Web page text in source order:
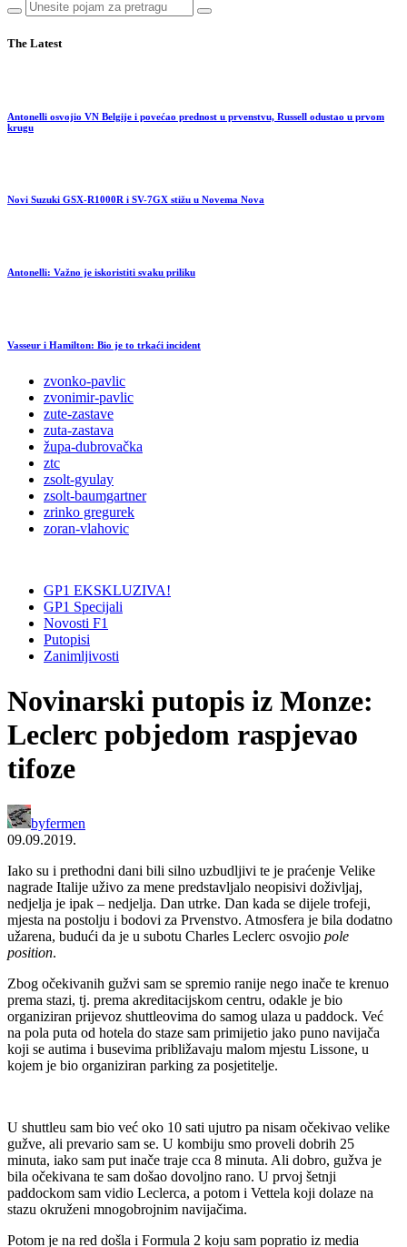
The Latest
Antonelli osvojio VN Belgije i povećao prednost u prvenstvu, Russell odustao u prvom
krugu
Novi Suzuki GSX-R1000R i SV-7GX stižu u Novema Nova
Antonelli: Važno je iskoristiti svaku priliku
Vasseur i Hamilton: Bio je to trkaći incident
zvonko-pavlic
zvonimir-pavlic
zute-zastave
zuta-zastava
župa-dubrovačka
ztc
zsolt-gyulay
zsolt-baumgartner
zrinko gregurek
zoran-vlahovic
GP1 EKSKLUZIVA!
GP1 Specijali
Novosti F1
Putopisi
Zanimljivosti
Novinarski putopis iz Monze:
Leclerc pobjedom raspjevao
tifoze
byfermen
09.09.2019.
Iako su i prethodni dani bili silno uzbudljivi te je praćenje Velike
nagrade Italije uživo za mene predstavljalo neopisivi doživljaj,
nedjelja je ipak – nedjelja. Dan utrke. Dan kada se dijele trofeji,
mjesta na postolju i bodovi za Prvenstvo. Atmosfera je bila dodatno
užarena, budući da je u subotu Charles Leclerc osvojio pole
position.
Zbog očekivanih gužvi sam se spremio ranije nego inače te krenuo
prema stazi, tj. prema akreditacijskom centru, odakle je bio
organiziran prijevoz shuttleovima do samog ulaza u paddock. Već
na pola puta od hotela do staze sam primijetio jako puno navijača
koji se autima i busevima približavaju malom mjestu Lissone, u
kojem je bio organiziran parking za posjetitelje.
U shuttleu sam bio već oko 10 sati ujutro pa nisam očekivao velike
gužve, ali prevario sam se. U kombiju smo proveli dobrih 25
minuta, iako sam put inače traje cca 8 minuta. Ali dobro, gužva je
bila očekivana te sam došao dovoljno rano. U prvoj šetnji
paddockom sam vidio Leclerca, a potom i Vettela koji dolaze na
stazu okruženi mnogobrojnim navijačima.
Potom je na red došla i Formula 2 koju sam popratio iz media